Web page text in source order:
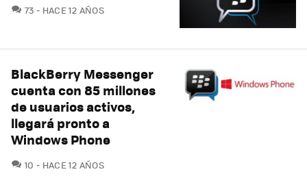
73 COMENTARIOS
HACE 12 AÑOS
BlackBerry Messenger
cuenta con 85 millones
de usuarios activos,
llegará pronto a
Windows Phone
10 COMENTARIOS
HACE 12 AÑOS